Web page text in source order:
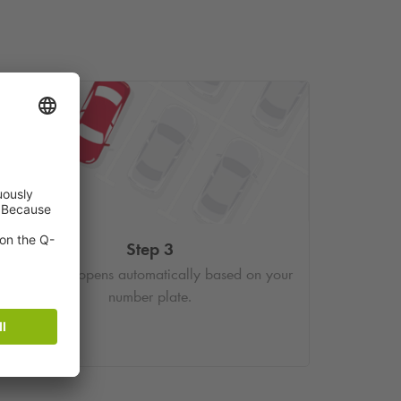
Step 3
The barrier opens automatically based on your
number plate.